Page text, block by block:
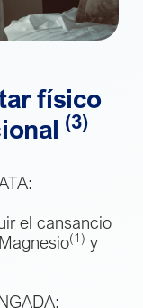
físico
(3)
el cansancio
(1) y